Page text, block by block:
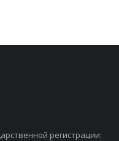
регистрации: